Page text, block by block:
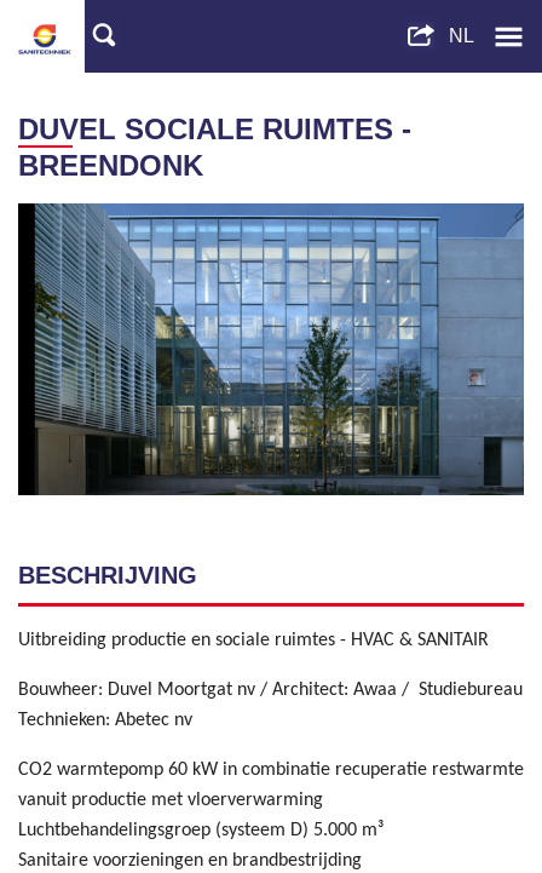
DUVEL SOCIALE RUIMTES -
BREENDONK
BESCHRIJVING
Uitbreiding productie en sociale ruimtes - HVAC & SANITAIR
Bouwheer: Duvel Moortgat nv / Architect: Awaa / Studiebureau
Technieken: Abetec nv
CO2 warmtepomp 60 kW in combinatie recuperatie restwarmte
vanuit productie met vloerverwarming
Luchtbehandelingsgroep (systeem D) 5.000 m³
Sanitaire voorzieningen en brandbestrijding